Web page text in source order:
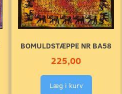
BOMULDSTÆPPE NR BA58
225,00
Læg i kurv